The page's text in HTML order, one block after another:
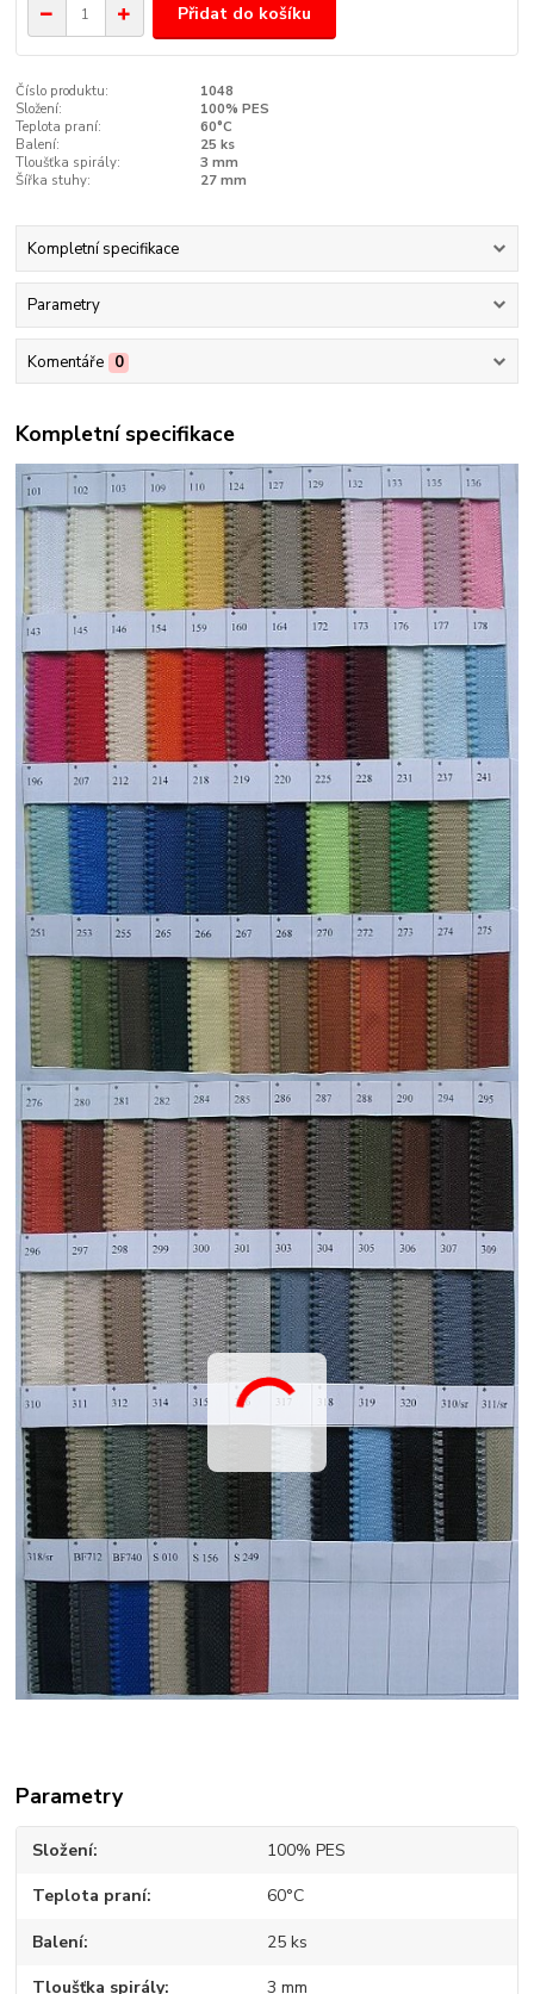
Přidat do košíku
Číslo produktu:
1048
Složení:
100% PES
Teplota praní:
60°C
Balení:
25 ks
Tloušťka spirály:
3 mm
Šířka stuhy:
27 mm
Kompletní specifikace
Parametry
Komentáře 0
Kompletní specifikace
Parametry
Složení 100% PES
Teplota praní 60°C
Balení 25 ks
Tloušťka spirály 3 mm